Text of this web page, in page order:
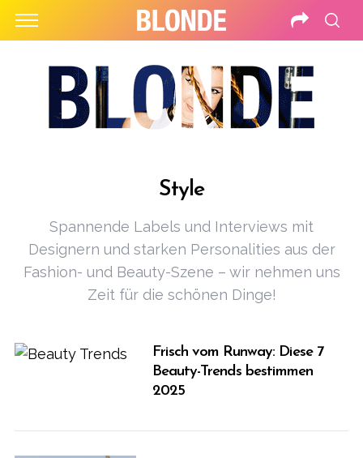
Style
Spannende Labels und Interviews mit
Designern und starken Personalities aus der
Fashion- und Beauty-Szene – wir nehmen uns
Zeit für die schönen Dinge!
Frisch vom Runway: Diese 7
Beauty-Trends bestimmen
2025